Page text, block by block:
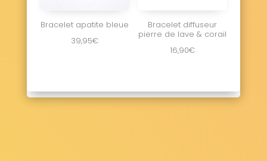
Bracelet apatite bleue
39,95€
Bracelet diffuseur
pierre de lave & corail
16,90€